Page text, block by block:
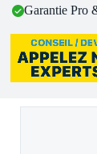
Garantie Pro